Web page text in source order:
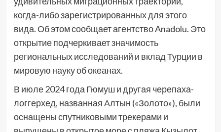
когда-либо зарегистрированных для этого
вида. Об этом сообщает агентство Anadolu. Это
открытие подчеркивает значимость
региональных исследований и вклад Турции в
мировую науку об океанах.
В июле 2024 года Гюмуш и другая черепаха-
логгерхед, названная Алтын («Золото»), были
оснащены спутниковыми трекерами и